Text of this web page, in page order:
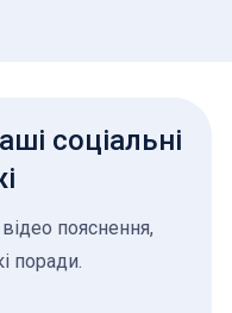
соціальні
пояснення,
поради.